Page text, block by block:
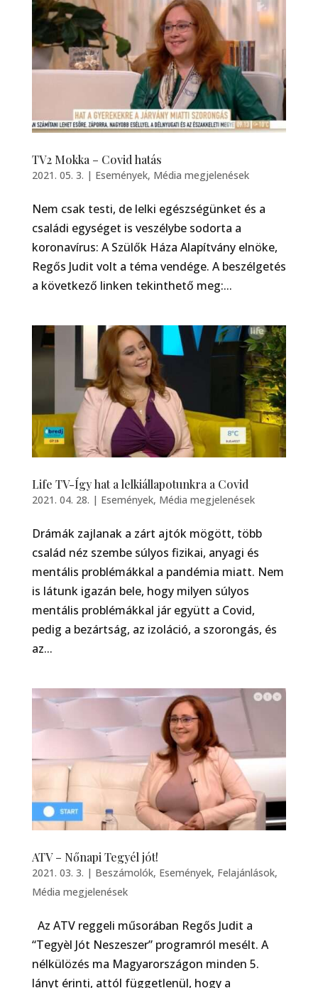
TV2 Mokka – Covid hatás
2021. 05. 3. | Események, Média megjelenések
Nem csak testi, de lelki egészségünket és a
családi egységet is veszélybe sodorta a
koronavírus: A Szülők Háza Alapítvány elnöke,
Regős Judit volt a téma vendége. A beszélgetés
a következő linken tekinthető meg:...
Life TV-Így hat a lelkiállapotunkra a Covid
2021. 04. 28. | Események, Média megjelenések
Drámák zajlanak a zárt ajtók mögött, több
család néz szembe súlyos fizikai, anyagi és
mentális problémákkal a pandémia miatt. Nem
is látunk igazán bele, hogy milyen súlyos
mentális problémákkal jár együtt a Covid,
pedig a bezártság, az izoláció, a szorongás, és
az...
ATV – Nőnapi Tegyél jót!
2021. 03. 3. | Beszámolók, Események, Felajánlások,
Média megjelenések
Az ATV reggeli műsorában Regős Judit a
“Tegyèl Jót Neszeszer” programról mesélt. A
nélkülözés ma Magyarországon minden 5.
lányt érinti, attól függetlenül, hogy a